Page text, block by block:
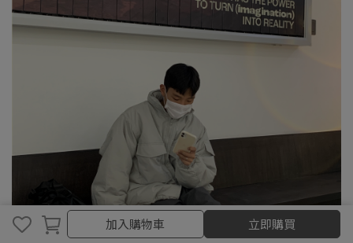
加入購物車
加入購物車 立即購買